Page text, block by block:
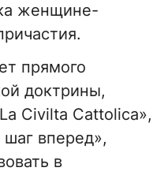
женщине-
прямого
доктрины,
Civilta Cattolica»,
вперед»,
в